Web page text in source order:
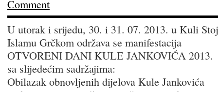
Comment
U utorak i srijedu, 30. i 31. 07. 2013. u Kuli
Islamu Grčkom održava se manifestacija
OTVORENI DANI KULE JANKOVIĆA 2013.
sa slijedećim sadržajima:
Obilazak obnovljenih dijelova Kule Jankovića